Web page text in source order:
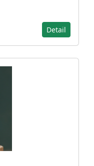
Detail